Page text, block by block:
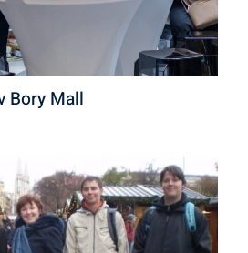
Bory Mall